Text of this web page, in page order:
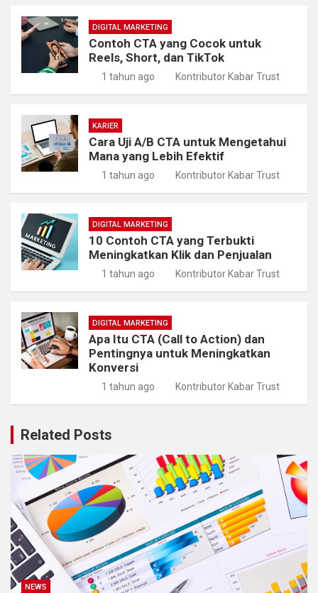
DIGITAL MARKETING
Contoh CTA yang Cocok untuk
Reels, Short, dan TikTok
1 tahun ago Kontributor Kabar Trust
KARIER
Cara Uji A/B CTA untuk Mengetahui
Mana yang Lebih Efektif
1 tahun ago Kontributor Kabar Trust
DIGITAL MARKETING
10 Contoh CTA yang Terbukti
Meningkatkan Klik dan Penjualan
1 tahun ago Kontributor Kabar Trust
DIGITAL MARKETING
Apa Itu CTA (Call to Action) dan
Pentingnya untuk Meningkatkan
Konversi
1 tahun ago Kontributor Kabar Trust
Related Posts
NEWS